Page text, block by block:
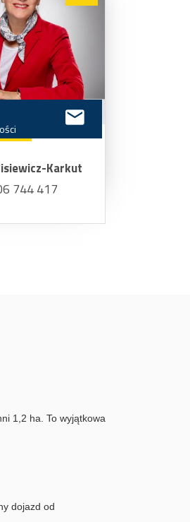
Karkut
744 417
1,2 ha. To wyjątkowa
dojazd od